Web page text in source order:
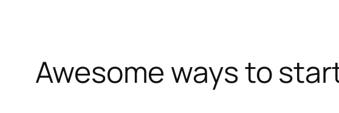
Awesome ways to